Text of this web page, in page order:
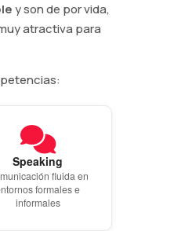
y son de por vida,
atractiva para
Speaking
fluida en
formales e
informales